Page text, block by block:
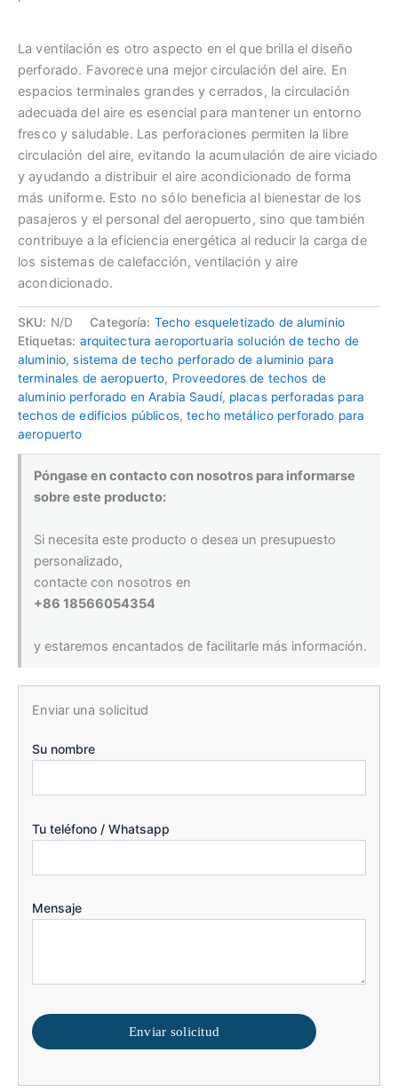
La ventilación es otro aspecto en el que brilla el diseño
perforado. Favorece una mejor circulación del aire. En
espacios terminales grandes y cerrados, la circulación
adecuada del aire es esencial para mantener un entorno
fresco y saludable. Las perforaciones permiten la libre
circulación del aire, evitando la acumulación de aire viciado
y ayudando a distribuir el aire acondicionado de forma
más uniforme. Esto no sólo beneficia al bienestar de los
pasajeros y el personal del aeropuerto, sino que también
contribuye a la eficiencia energética al reducir la carga de
los sistemas de calefacción, ventilación y aire
acondicionado.
SKU: N/D Categoría: Techo esqueletizado de aluminio
Etiquetas: arquitectura aeroportuaria solución de techo de
aluminio,sistema de techo perforado de aluminio para
terminales de aeropuerto, Proveedores de techos de
aluminio perforado en Arabia Saudí, placas perforadas para
techos de edificios públicos,techo metálico perforado para
aeropuerto
Póngase en contacto con nosotros para informarse
sobre este producto:
Si necesita este producto o desea un presupuesto
personalizado,
contacte con nosotros en
+86 18566054354
y estaremos encantados de facilitarle más información.
Enviar una solicitud
Su nombre
Tu teléfono / Whatsapp
Mensaje
Enviar solicitud